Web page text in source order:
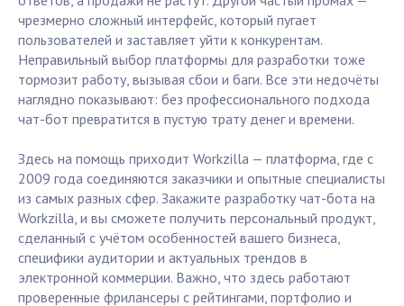
чрезмерно сложный интерфейс, который пугает
пользователей и заставляет уйти к конкурентам.
Неправильный выбор платформы для разработки тоже
тормозит работу, вызывая сбои и баги. Все эти недочёты
наглядно показывают: без профессионального подхода
чат-бот превратится в пустую трату денег и времени.
Здесь на помощь приходит Workzilla — платформа, где с
2009 года соединяются заказчики и опытные специалисты
из самых разных сфер. Закажите разработку чат-бота на
Workzilla, и вы сможете получить персональный продукт,
сделанный с учётом особенностей вашего бизнеса,
специфики аудитории и актуальных трендов в
электронной коммерции. Важно, что здесь работают
проверенные фрилансеры с рейтингами, портфолио и